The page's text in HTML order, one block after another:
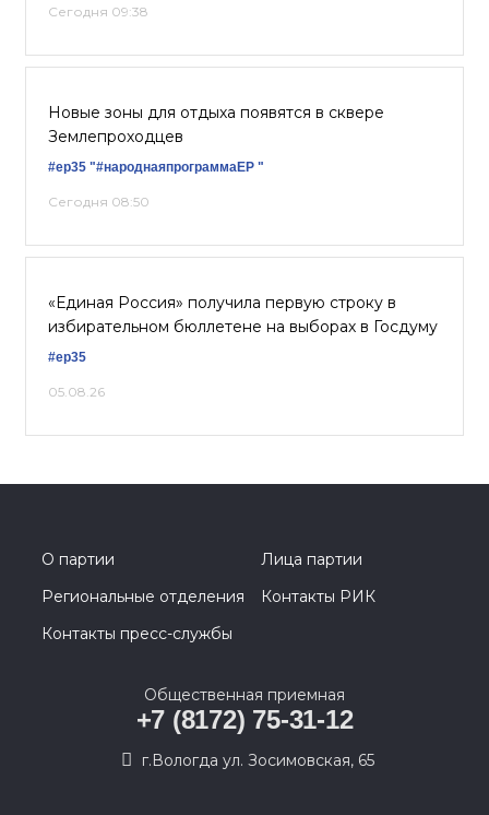
Сегодня 09:38
Новые зоны для отдыха появятся в сквере
Землепроходцев
#ер35 "#народнаяпрограммаЕР "
Сегодня 08:50
«Единая Россия» получила первую строку в
избирательном бюллетене на выборах в Госдуму
#ер35
05.08.26
О партии
Лица партии
Региональные отделения
Контакты РИК
Контакты пресс-службы
Общественная приемная
+7 (8172) 75-31-12
г.Вологда ул. Зосимовская, 65